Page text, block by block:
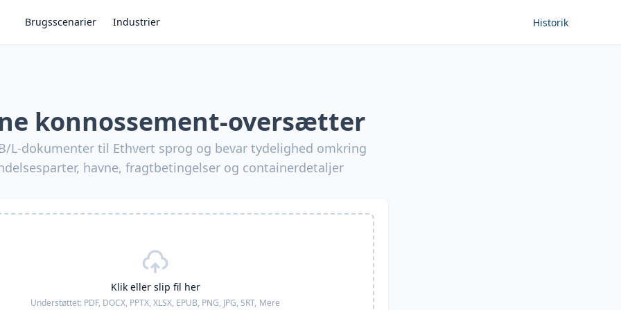
Brugsscenarier Industrier Historik
konnossement-oversætter
L-dokumenter til Ethvert sprog og bevar tydelighed omkring
havne, fragtbetingelser og containerdetaljer
Klik eller slip fil her
Understøttet: PDF, DOCX, PPTX, XLSX, EPUB, PNG, JPG, SRT, Mere